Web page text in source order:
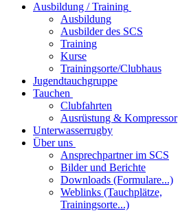
Ausbildung / Training
Ausbildung
Ausbilder des SCS
Training
Kurse
Trainingsorte/Clubhaus
Jugendtauchgruppe
Tauchen
Clubfahrten
Ausrüstung & Kompressor
Unterwasserrugby
Über uns
Ansprechpartner im SCS
Bilder und Berichte
Downloads (Formulare...)
Weblinks (Tauchplätze,
Trainingsorte...)